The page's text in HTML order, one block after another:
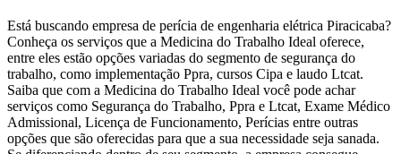
Está buscando empresa de perícia de engenharia elétrica Piracicaba?
Conheça os serviços que a Medicina do Trabalho Ideal oferece,
entre eles estão opções variadas do segmento de segurança do
trabalho, como implementação Ppra, cursos Cipa e laudo Ltcat.
Saiba que com a Medicina do Trabalho Ideal você pode achar
serviços como Segurança do Trabalho, Ppra e Ltcat, Exame Médico
Admissional, Licença de Funcionamento, Perícias entre outras
opções que são oferecidas para que a sua necessidade seja sanada.